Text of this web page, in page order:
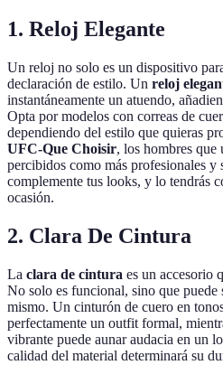
1. Reloj Elegante
Un reloj no solo es un dispositivo
declaración de estilo. Un reloj
instantáneamente un atuendo,
Opta por modelos con correas de
dependiendo del estilo que quieras
UFC-Que Choisir, los hombres que
percibidos como más profesionales
complemente tus looks, y lo tendrás
ocasión.
2. Clara De Cintura
La clara de cintura es un accesorio
No solo es funcional, sino que puede
mismo. Un cinturón de cuero en
perfectamente un outfit formal,
vibrante puede aunar audacia en un
calidad del material determinará su